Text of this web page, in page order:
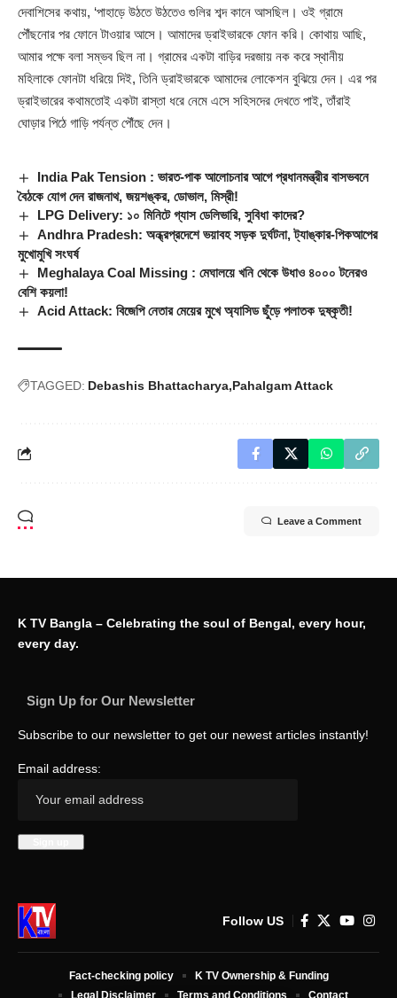
দেবাশিসের কথায়, ‘পাহাড়ে উঠতে উঠতেও গুলির শব্দ কানে আসছিল। ওই গ্রামে
পৌঁছনোর পর ফোনে টাওয়ার আসে। আমাদের ড্রাইভারকে ফোন করি। কোথায় আছি,
আমার পক্ষে বলা সম্ভব ছিল না। গ্রামের একটা বাড়ির দরজায় নক করে স্থানীয়
মহিলাকে ফোনটা ধরিয়ে দিই, তিনি ড্রাইভারকে আমাদের লোকেশন বুঝিয়ে দেন। এর পর
ড্রাইভারের কথামতোই একটা রাস্তা ধরে নেমে এসে সহিসদের দেখতে পাই, তাঁরাই
ঘোড়ার পিঠে গাড়ি পর্যন্ত পৌঁছে দেন।
India Pak Tension : ভারত-পাক আলোচনার আগে প্রধানমন্ত্রীর বাসভবনে
বৈঠকে যোগ দেন রাজনাথ, জয়শঙ্কর, ডোভাল, মিস্রী!
LPG Delivery: ১০ মিনিটে গ্যাস ডেলিভারি, সুবিধা কাদের?
Andhra Pradesh: অন্ধ্রপ্রদেশে ভয়াবহ সড়ক দুর্ঘটনা, ট্যাঙ্কার-পিকআপের
মুখোমুখি সংঘর্ষ
Meghalaya Coal Missing : মেঘালয়ে খনি থেকে উধাও ৪০০০ টনেরও
বেশি কয়লা!
Acid Attack: বিজেপি নেতার মেয়ের মুখে অ্যাসিড ছুঁড়ে পলাতক দুষ্কৃতী!
TAGGED: Debashis Bhattacharya Pahalgam Attack
Leave a Comment
K TV Bangla – Celebrating the soul of Bengal, every hour,
every day.
Sign Up for Our Newsletter
Subscribe to our newsletter to get our newest articles instantly!
Email address:
Follow US
Fact-checking policy
K TV Ownership & Funding
Legal Disclaimer
Terms and Conditions Contact